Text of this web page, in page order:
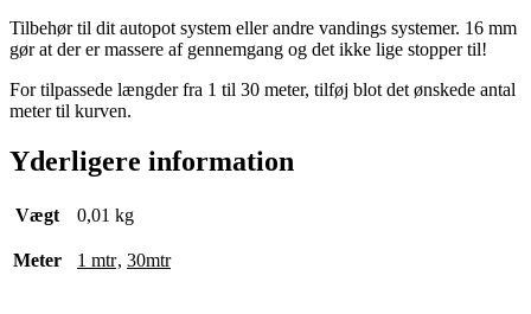
Tilbehør til dit autopot system eller andre vandings systemer. 16 mm
gør at der er massere af gennemgang og det ikke lige stopper til!
For tilpassede længder fra 1 til 30 meter, tilføj blot det ønskede antal
meter til kurven.
Yderligere information
Vægt 0,01 kg
Meter 1 mtr, 30mtr